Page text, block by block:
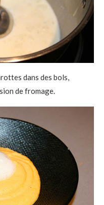
dans des bols,
de fromage.